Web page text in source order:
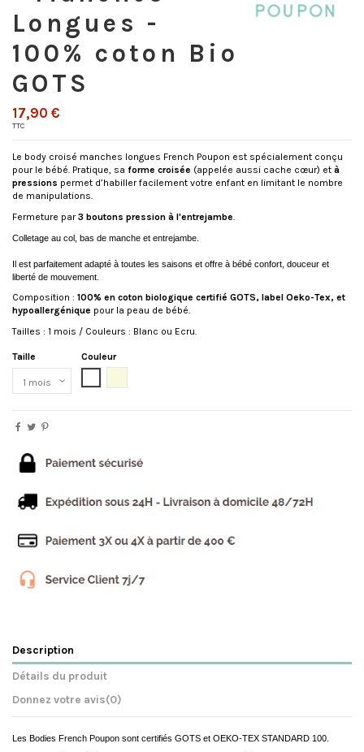
Longues -
100% coton Bio
GOTS
17,90 €
TTC
Le body croisé manches longues French Poupon est spécialement conçu
pour le bébé. Pratique, sa forme croisée (appelée aussi cache cœur) et à
pressions permet d’habiller facilement votre enfant en limitant le nombre
de manipulations.
Fermeture par3 boutons pression à l'entrejambe.
Colletage au col, bas de manche et entrejambe.
Il est parfaitement adapté à toutes les saisons et offre à bébé confort, douceur et
liberté de mouvement.
Composition : 100% en coton biologique certifié GOTS, label Oeko-Tex, et
hypoallergénique pour la peau de bébé.
Tailles : 1 mois / Couleurs : Blanc ou Ecru.
Taille
Couleur
Description
Détails du produit
Donnez votre avis(0)
Les Bodies French Poupon sont certifiés GOTS et OEKO-TEX STANDARD 100.